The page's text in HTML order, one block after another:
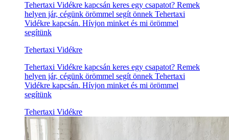
Tehertaxi Vidékre kapcsán keres egy csapatot? Remek
helyen jár, cégünk örömmel segít önnek Tehertaxi
Vidékre kapcsán. Hívjon minket és mi örömmel
segítünk
Tehertaxi Vidékre
Tehertaxi Vidékre kapcsán keres egy csapatot? Remek
helyen jár, cégünk örömmel segít önnek Tehertaxi
Vidékre kapcsán. Hívjon minket és mi örömmel
segítünk
Tehertaxi Vidékre